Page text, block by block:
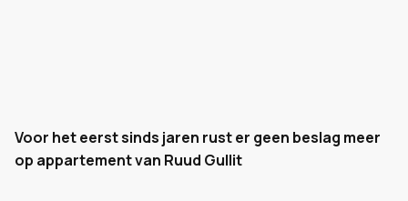
Voor het eerst sinds jaren rust er geen beslag meer
op appartement van Ruud Gullit